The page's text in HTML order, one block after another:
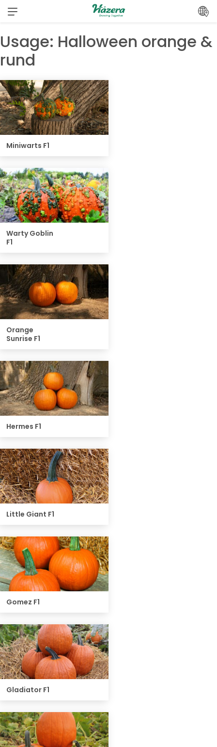
Zum
Inhalt
Usage: Halloween orange &
rund
Miniwarts F1
Warty Goblin
F1
Orange
Sunrise F1
Hermes F1
Little Giant F1
Gomez F1
Gladiator F1